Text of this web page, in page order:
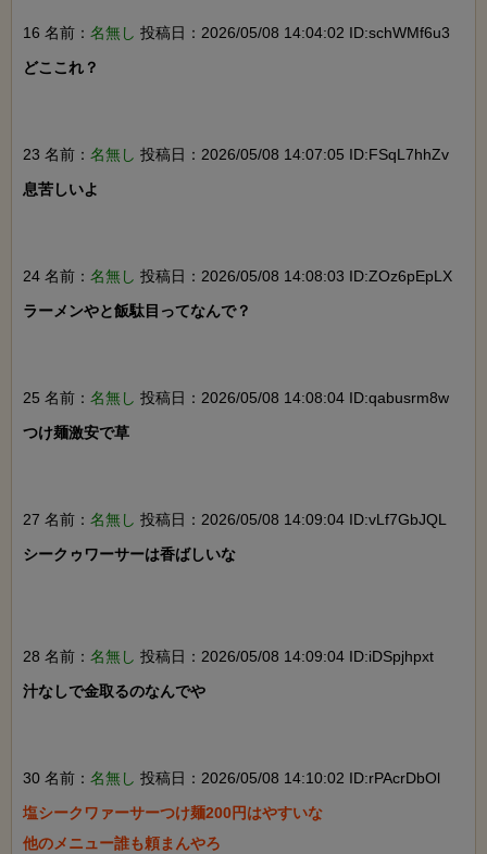
16 名前： 名無し 投稿日：2026/05/08 14:04:02 ID:schWMf6u3
どここれ？
23 名前： 名無し 投稿日：2026/05/08 14:07:05 ID:FSqL7hhZv
息苦しいよ
24 名前： 名無し 投稿日：2026/05/08 14:08:03 ID:ZOz6pEpLX
ラーメンやと飯駄目ってなんで？
25 名前： 名無し 投稿日：2026/05/08 14:08:04 ID:qabusrm8w
つけ麺激安で草
27 名前： 名無し 投稿日：2026/05/08 14:09:04 ID:vLf7GbJQL
シークゥワーサーは香ばしいな
28 名前： 名無し 投稿日：2026/05/08 14:09:04 ID:iDSpjhpxt
汁なしで金取るのなんでや
30 名前： 名無し 投稿日：2026/05/08 14:10:02 ID:rPAcrDbOl
塩シークワァーサーつけ麺200円はやすいな
他のメニュー誰も頼まんやろ